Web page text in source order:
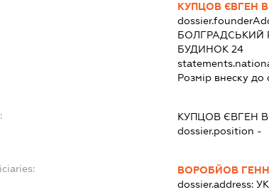
КУПЦОВ ЄВГЕН
БОЛГРАДСЬКИЙ
БУДИНОК 24
Розмір внеску
КУПЦОВ ЄВГЕН
dossier.position -
ВОРОБЙОВ
dossier.address: